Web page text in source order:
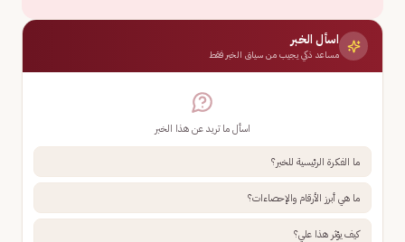
اسأل الخبر
مساعد ذكي يجيب من سياق الخبر فقط
اسأل ما تريد عن هذا الخبر
ما الفكرة الرئيسية للخبر؟
ما هي أبرز الأرقام والإحصاءات؟
كيف يؤثر هذا علي؟